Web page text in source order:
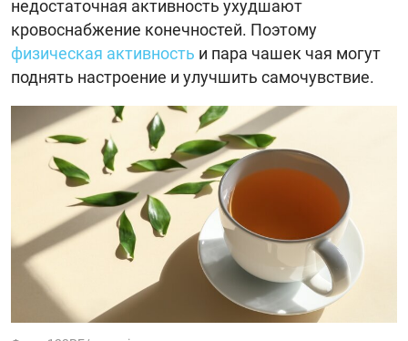
недостаточная активность ухудшают
кровоснабжение конечностей. Поэтому
физическая активность и пара чашек чая могут
поднять настроение и улучшить самочувствие.